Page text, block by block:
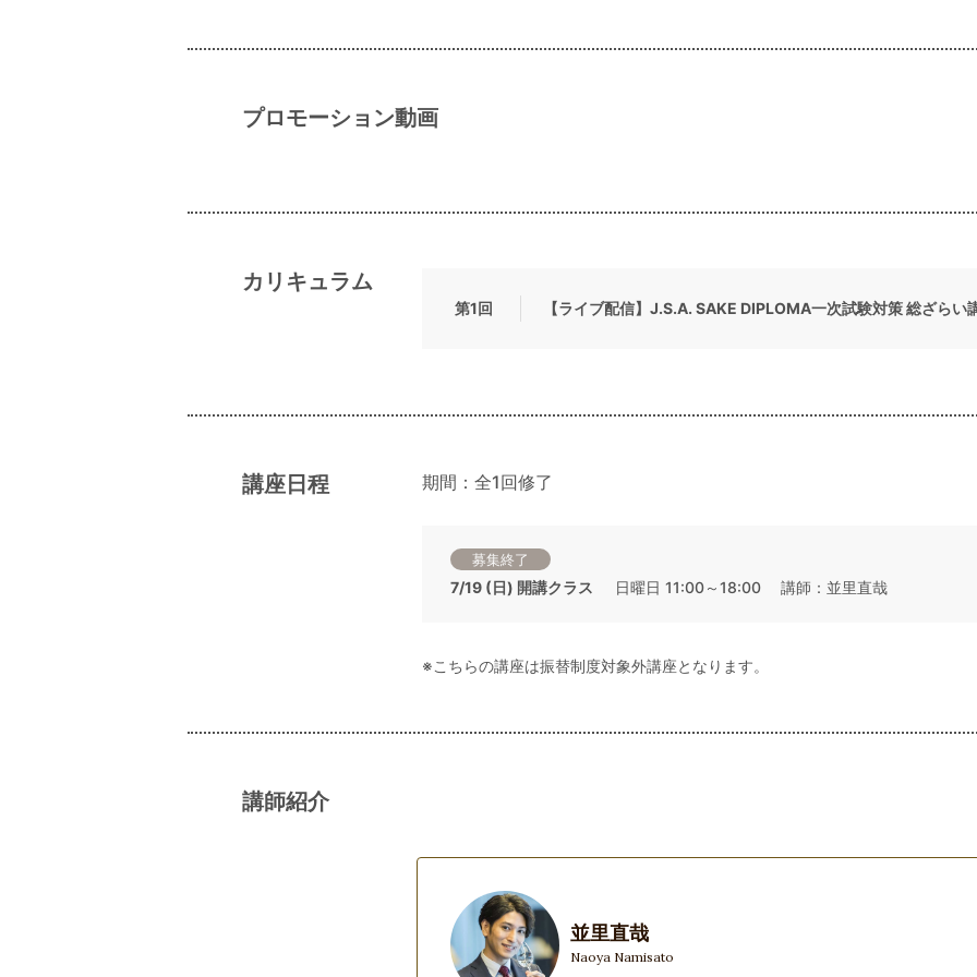
プロモーション動画
カリキュラム
第1回 【ライブ配信】J.S.A. SAKE DIPLOMA一次試験対策 総ざらい
講座日程 期間：全1回修了
募集終了
7/19 (日) 開講クラス 日曜日 11:00～18:00 講師：並里直哉
※こちらの講座は振替制度対象外講座となります。
講師紹介
並里直哉
Naoya Namisato